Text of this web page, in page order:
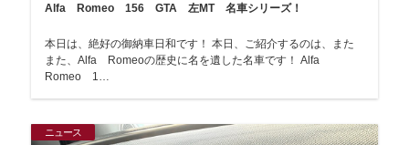
Alfa Romeo 156 GTA 左MT 名車シリーズ！
本日は、絶好の御納車日和です！ 本日、ご紹介するのは、また
また、Alfa Romeoの歴史に名を遺した名車です！ Alfa
Romeo 1…
ニュース